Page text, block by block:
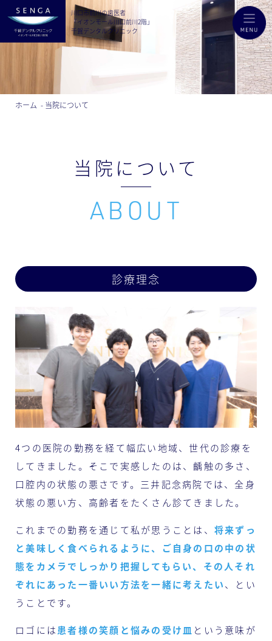
川口市前川の歯医者
「イオンモール川口前川2階」
千賀デンタルクリニック
ホーム 当院について
当院について
診療理念
4つの医院の勤務を経て幅広い地域、世代の診療を
してきました。そこで実感したのは、齲触の多さ、
口腔内の状態の悪さです。三井記念病院では、全身
状態の悪い方、高齢者をたくさん診てきました。
これまでの勤務を通じて私が思うことは、 将来ずっ
と美味しく食べられるように、ご自身の口の中の状
態をカメラでしっかり把握してもらい、その人それ
ぞれにあった一番いい方法を一緒に考えたい、とい
うことです。
ロゴには患者様の笑顔と悩みの受け皿 という意味が